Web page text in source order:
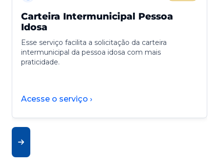
Carteira Intermunicipal Pessoa
Idosa
Esse serviço facilita a solicitação da carteira
intermunicipal da pessoa idosa com mais
praticidade.
Acesse o serviço ›